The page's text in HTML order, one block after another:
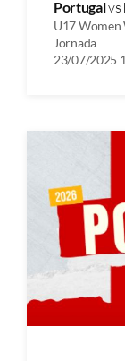
Portugalvs
U17 Women
Jornada
23/07/2025